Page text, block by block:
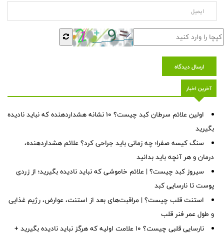
ارسال دیدگاه
آخرین اخبار
اولین علائم سرطان کبد چیست؟ ۱۰ نشانه هشداردهنده که نباید نادیده
بگیرید
سنگ کیسه صفرا؛ چه زمانی باید جراحی کرد؟ علائم هشداردهنده،
درمان و هر آنچه باید بدانید
سیروز کبد چیست؟ | علائم خاموشی که نباید نادیده بگیرید؛ از زردی
پوست تا نارسایی کبد
استنت قلب چیست؟ | مراقبت‌های بعد از استنت، عوارض، رژیم غذایی
و طول عمر فنر قلب
نارسایی قلبی چیست؟ ۱۰ علامت اولیه که هرگز نباید نادیده بگیرید +